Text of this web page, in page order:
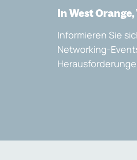
In West
Informieren Sie
Networking-